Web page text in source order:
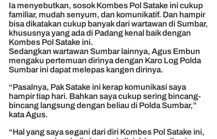
Ia menyebutkan, sosok Kombes Pol Satake ini cukup
familiar, mudah senyum, dan komunikatif. Dan hampir
bisa dikatakan cukup banyak dari wartawan di Sumbar,
khususnya yang ada di Padang kenal baik dengan
Kombes Pol Satake ini.
Sedangkan wartawan Sumbar lainnya, Agus Embun
mengaku pertemuan dirinya dengan Karo Log Polda
Sumbar ini dapat melepas kangen dirinya.
“Pasalnya, Pak Satake ini kerap komunikasi saya
hampir tiap hari. Bahkan saya cukup sering bincang-
bincang langsung dengan beliau di Polda Sumbar,”
kata Agus.
“Hal yang saya segani dari diri Kombes Pol Satake ini,